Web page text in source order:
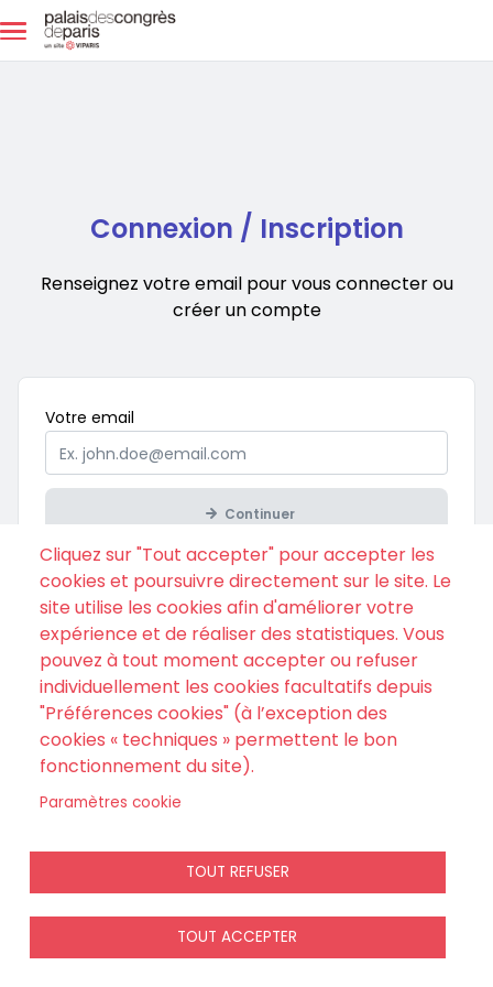
Aller au contenu principal
Connexion / Inscription
Renseignez votre email pour vous connecter ou
créer un compte
Votre email
Continuer
retrouver votre commande ici
Cliquez sur "Tout accepter" pour accepter les
cookies et poursuivre directement sur le site. Le
site utilise les cookies afin d'améliorer votre
expérience et de réaliser des statistiques. Vous
pouvez à tout moment accepter ou refuser
individuellement les cookies facultatifs depuis
"Préférences cookies" (à l’exception des
cookies « techniques » permettent le bon
fonctionnement du site).
Paramètres cookie
TOUT REFUSER
TOUT ACCEPTER